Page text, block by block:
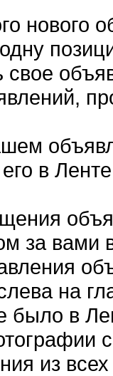
нового
свое
в
за вами
на
было в
из всех